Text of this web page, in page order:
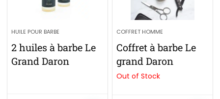
HUILE POUR BARBE
2 huiles à barbe Le
Grand Daron
COFFRET HOMME
Coffret à barbe Le
grand Daron
Out of Stock